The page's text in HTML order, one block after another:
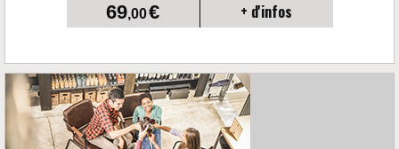
69,00€ + d'infos